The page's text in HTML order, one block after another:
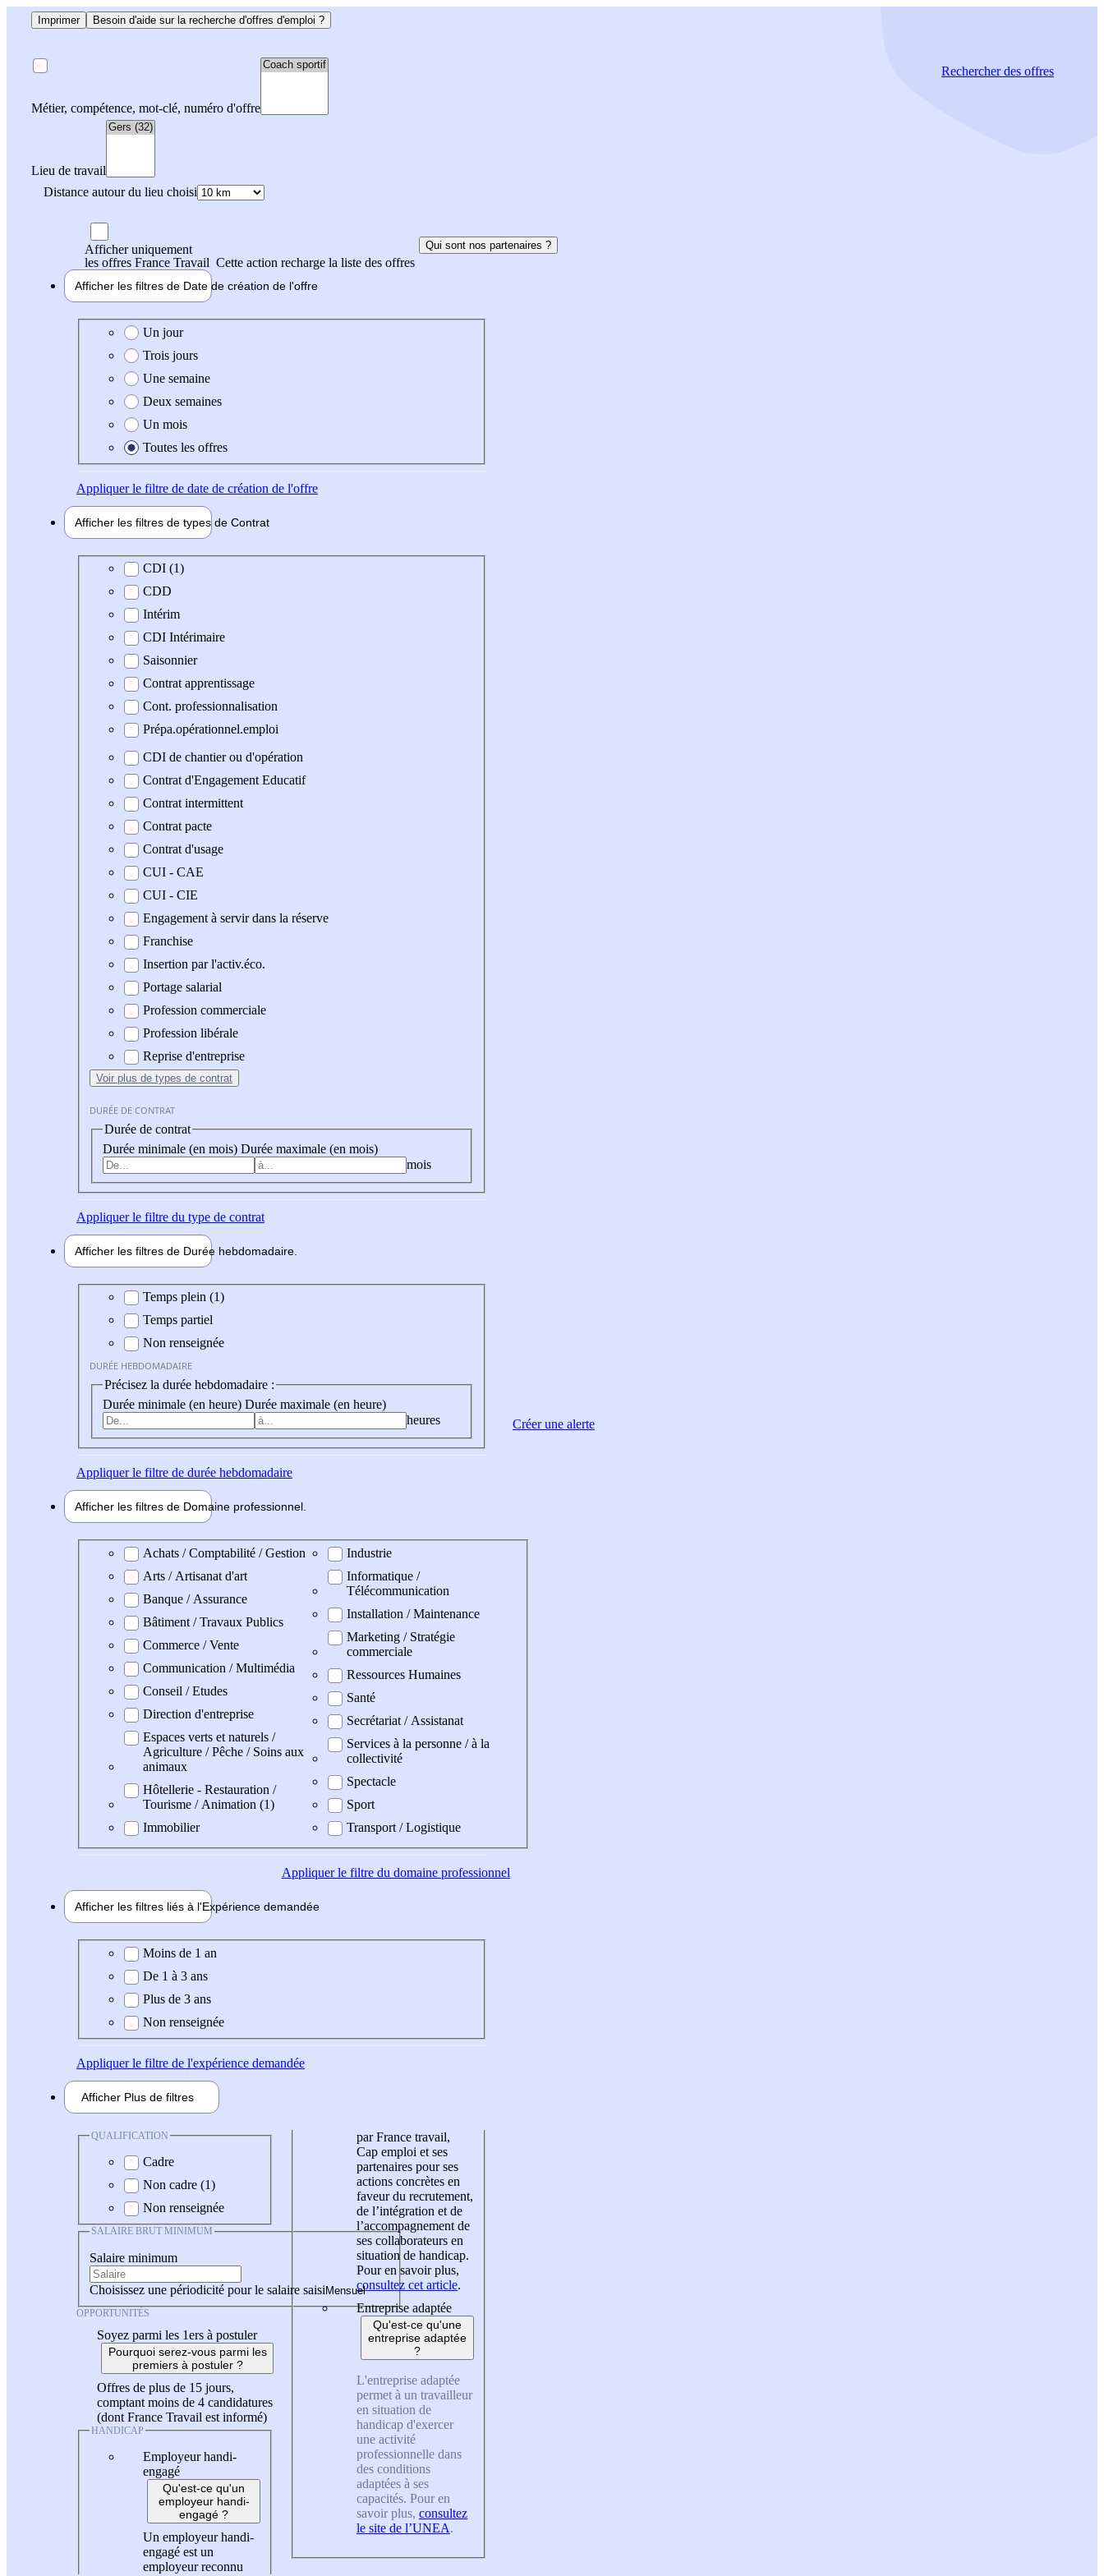
Imprimer Besoin d'aide sur la recherche d'offres d'emploi ?
Métier, compétence, mot-clé, numéro d'offre
Lieu de travail
Distance autour du lieu choisi
Rechercherdes offres
Afficher uniquement
les offres France Travail Cette action recharge la liste des offres
Qui sont nos partenaires ?
Afficher les filtres de Date de création de l'offre
Date de création de l'offre
Un jour
Trois jours
Une semaine
Deux semaines
Un mois
Toutes les offres
Appliquerle filtre de date de création de l'offre
Afficher les filtres de types de Contrat
Type de contrat
CDI (1)
CDD
Intérim
CDI Intérimaire
Saisonnier
Contrat apprentissage
Cont. professionnalisation
Prépa.opérationnel.emploi
CDI de chantier ou d'opération
Contrat d'Engagement Educatif
Contrat intermittent
Contrat pacte
Contrat d'usage
CUI - CAE
CUI - CIE
Engagement à servir dans la réserve
Franchise
Insertion par l'activ.éco.
Portage salarial
Profession commerciale
Profession libérale
Reprise d'entreprise
Voir plus de types de contrat
DURÉE DE CONTRAT
Durée de contrat
Durée minimale (en mois) Durée maximale (en mois)
mois
Appliquerle filtre du type de contrat
Afficher les filtres de Durée hebdomadaire
Durée hebdomadaire
Temps plein (1)
Temps partiel
Non renseignée
DURÉE HEBDOMADAIRE
Précisez la durée hebdomadaire :
Durée minimale (en heure) Durée maximale (en heure)
heures
Appliquerle filtre de durée hebdomadaire
Afficher les filtres de Domaine professionnel
Domaine professionel
Achats / Comptabilité / Gestion
Arts / Artisanat d'art
Banque / Assurance
Bâtiment / Travaux Publics
Commerce / Vente
Communication / Multimédia
Conseil / Etudes
Direction d'entreprise
Espaces verts et naturels /
Agriculture / Pêche / Soins aux
animaux
Hôtellerie - Restauration /
Tourisme / Animation (1)
Immobilier
Industrie
Informatique /
Télécommunication
Installation / Maintenance
Marketing / Stratégie
commerciale
Ressources Humaines
Santé
Secrétariat / Assistanat
Services à la personne / à la
collectivité
Spectacle
Sport
Transport / Logistique
Appliquerle filtre du domaine professionnel
Afficher les filtres liés à l'Expérience demandée
Expérience demandée
Moins de 1 an
De 1 à 3 ans
Plus de 3 ans
Non renseignée
Appliquerle filtre de l'expérience demandée
Afficher Plus de filtres
QUALIFICATION
Cadre
Non cadre (1)
Non renseignée
SALAIRE BRUT MINIMUM
Salaire minimum
Choisissez une périodicité pour le salaire saisi
OPPORTUNITÉS
Soyez parmi les 1ers à postuler
Pourquoi serez-vous parmi les
premiers à postuler ?
Offres de plus de 15 jours,
comptant moins de 4 candidatures
(dont France Travail est informé)
HANDICAP
Employeur handi-
engagé
Qu'est-ce qu'un
employeur handi-
engagé ?
Un employeur handi-
engagé est un
employeur reconnu
par France travail,
Cap emploi et ses
partenaires pour ses
actions concrètes en
faveur du recrutement,
de l’intégration et de
l’accompagnement de
ses collaborateurs en
situation de handicap.
Pour en savoir plus,
consultez cet article.
Entreprise adaptée
Qu'est-ce qu'une
entreprise adaptée
?
L'entreprise adaptée
permet à un travailleur
en situation de
handicap d'exercer
une activité
professionnelle dans
des conditions
adaptées à ses
capacités. Pour en
savoir plus, consultez
le site de l’UNEA.
Créer une alerte